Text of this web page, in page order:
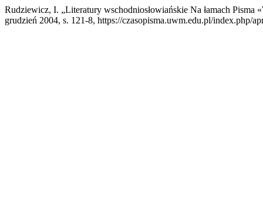
Rudziewicz, I. „Literatury wschodniosłowiańskie Na łamach
grudzień 2004, s. 121-8, https://czasopisma.uwm.edu.pl/index.php/